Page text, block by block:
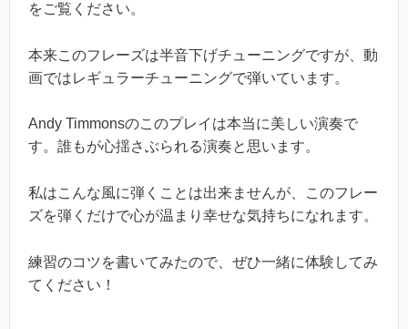
をご覧ください。
本来このフレーズは半音下げチューニングですが、動
画ではレギュラーチューニングで弾いています。
Andy Timmonsのこのプレイは本当に美しい演奏で
す。誰もが心揺さぶられる演奏と思います。
私はこんな風に弾くことは出来ませんが、このフレー
ズを弾くだけで心が温まり幸せな気持ちになれます。
練習のコツを書いてみたので、ぜひ一緒に体験してみ
てください！